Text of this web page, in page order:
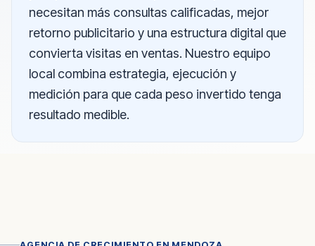
necesitan más consultas calificadas, mejor
retorno publicitario y una estructura digital que
convierta visitas en ventas. Nuestro equipo
local combina estrategia, ejecución y
medición para que cada peso invertido tenga
resultado medible.